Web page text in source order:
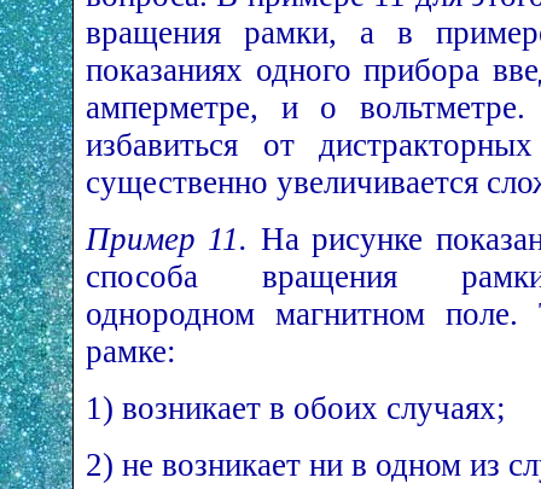
вращения рамки, а в
показаниях одного прибора
амперметре, и о
избавиться от
существенно увеличивается
Пример 11. На рисунке
способа вращения
однородном магнитном
рамке:
1) возникает в обоих случаях;
2) не возникает ни в одном из